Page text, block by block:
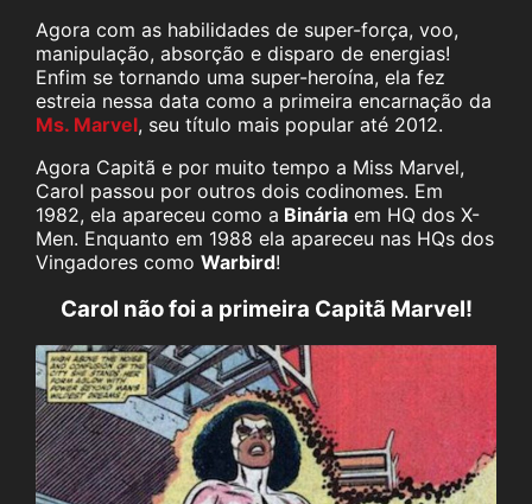
Agora com as habilidades de super-força, voo,
manipulação, absorção e disparo de energias!
Enfim se tornando uma super-heroína, ela fez
estreia nessa data como a primeira encarnação da
Ms. Marvel, seu título mais popular até 2012.
Agora Capitã e por muito tempo a Miss Marvel,
Carol passou por outros dois codinomes. Em
1982, ela apareceu como a Binária em HQ dos X-
Men. Enquanto em 1988 ela apareceu nas HQs dos
Vingadores como Warbird!
Carol não foi a primeira Capitã Marvel!